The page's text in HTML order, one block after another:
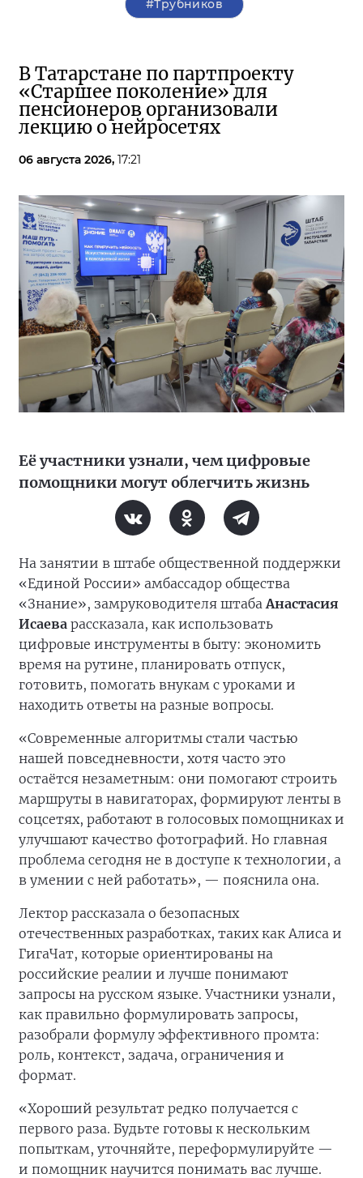
#Трубников
В Татарстане по партпроекту
«Старшее поколение» для
пенсионеров организовали
лекцию о нейросетях
06 августа 2026, 17:21
Её участники узнали, чем цифровые
помощники могут облегчить жизнь
На занятии в штабе общественной поддержки
«Единой России» амбассадор общества
«Знание», замруководителя штабаАнастасия
Исаева рассказала, как использовать
цифровые инструменты в быту: экономить
время на рутине, планировать отпуск,
готовить, помогать внукам с уроками и
находить ответы на разные вопросы.
«Современные алгоритмы стали частью
нашей повседневности, хотя часто это
остаётся незаметным: они помогают строить
маршруты в навигаторах, формируют ленты в
соцсетях, работают в голосовых помощниках и
улучшают качество фотографий. Но главная
проблема сегодня не в доступе к технологии, а
в умении с ней работать», — пояснила она.
Лектор рассказала о безопасных
отечественных разработках, таких как Алиса и
ГигаЧат, которые ориентированы на
российские реалии и лучше понимают
запросы на русском языке. Участники узнали,
как правильно формулировать запросы,
разобрали формулу эффективного промта:
роль, контекст, задача, ограничения и
формат.
«Хороший результат редко получается с
первого раза. Будьте готовы к нескольким
попыткам, уточняйте, переформулируйте —
и помощник научится понимать вас лучше.